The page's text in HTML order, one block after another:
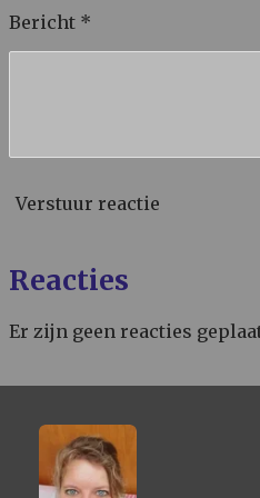
Bericht *
Verstuur reactie
Reacties
Er zijn geen reacties